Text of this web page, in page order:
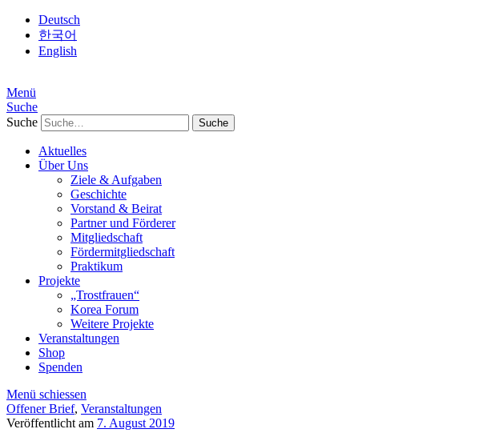
Deutsch
한국어
English
Menü
Suche
Suche
Aktuelles
Über Uns
Ziele & Aufgaben
Geschichte
Vorstand & Beirat
Partner und Förderer
Mitgliedschaft
Fördermitgliedschaft
Praktikum
Projekte
„Trostfrauen“
Korea Forum
Weitere Projekte
Veranstaltungen
Shop
Spenden
Menü schiessen
Offener Brief, Veranstaltungen
Veröffentlicht am 7. August 2019